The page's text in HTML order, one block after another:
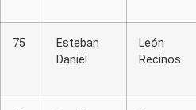
75
Esteban
Daniel
León
Recinos